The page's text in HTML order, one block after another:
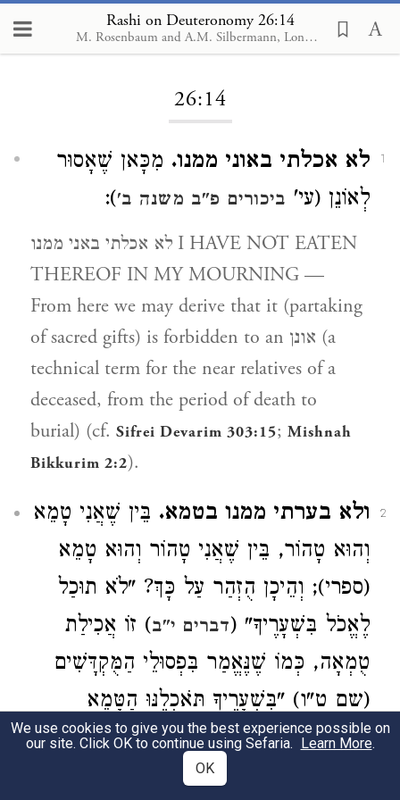
Rashi on Deuteronomy 26:14
M. Rosenbaum and A.M. Silbermann, London, 1929-1934
Loading...
26:14
1 לא אכלתי באוני ממנו. מִכָּאן שֶׁאָסוּר
לְאוֹנֵן (עי' ביכורים פ"ב משנה ב'):
לא אכלתי באני ממנו I HAVE NOT EATEN
THEREOF IN MY MOURNING —
From here we may derive that it (partaking
of sacred gifts) is forbidden to an אונן (a
technical term for the near relatives of a
deceased, from the period of death to
burial) (cf. Sifrei Devarim 303:15; Mishnah
Bikkurim 2:2).
2 ולא בערתי ממנו בטמא. בֵּין שֶׁאֲנִי טָמֵא
וְהוּא טָהוֹר, בֵּין שֶׁאֲנִי טָהוֹר וְהוּא טָמֵא
(ספרי); וְהֵיכָן הֻזְהַר עַל כָּךְ? "לֹא תוּכַל
לֶאֱכֹל בִּשְׁעָרֶיךָ" (דברים י"ב) זוֹ אֲכִילַת
טֻמְאָה, כְּמוֹ שֶׁנֶּאֱמַר בִּפְסוּלֵי הַמֻּקְדָּשִׁים
(שם ט"ו) "בִּשְׁעָרֶיךָ תֹּאכְלֶנּוּ הַטָּמֵא
וְהַטָּהוֹר וְגוֹ'", אֲבָל זֶה לֹא תוּכַל לֶאֱכֹל
דֶּרֶךְ אֲכִילַת שְׁעָרֶיךָ הָאָמוּר בְּמָקוֹם אַחֵר
We use cookies to give you the best experience possible on
our site. Click OK to continue using Sefaria. Learn More.
OK